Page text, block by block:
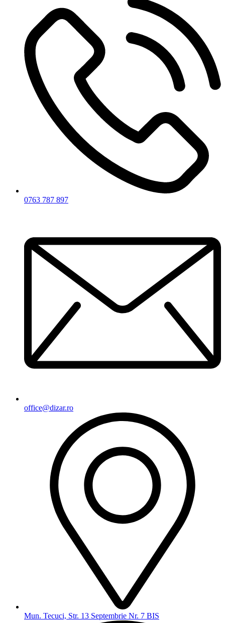
0763 787 897
office@dizar.ro
Mun. Tecuci, Str. 13 Septembrie Nr. 7 BIS